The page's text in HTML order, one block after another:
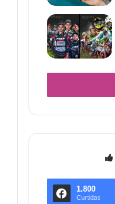
1.800
Curtidas